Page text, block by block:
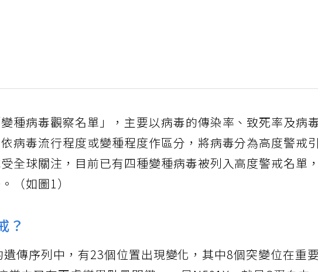
種病毒觀察名單」，主要以病毒的傳染率、致死率及病
病毒流行程度或變種程度作區分，將病毒分為高度警戒
全球關注，目前已有四種變種病毒被列入高度警戒名單
（如圖1）
？
傳序列中，有23個位置出現變化，其中8個突變位在重